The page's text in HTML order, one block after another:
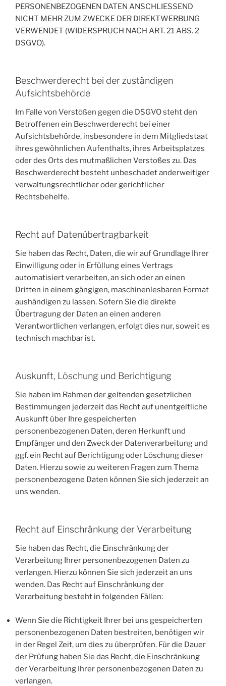
PERSONENBEZOGENEN DATEN ANSCHLIESSEND
NICHT MEHR ZUM ZWECKE DER DIREKTWERBUNG
VERWENDET (WIDERSPRUCH NACH ART. 21 ABS. 2
DSGVO).
Beschwerde­recht bei der zuständigen
Aufsichts­behörde
Im Falle von Verstößen gegen die DSGVO steht den
Betroffenen ein Beschwerderecht bei einer
Aufsichtsbehörde, insbesondere in dem Mitgliedstaat
ihres gewöhnlichen Aufenthalts, ihres Arbeitsplatzes
oder des Orts des mutmaßlichen Verstoßes zu. Das
Beschwerderecht besteht unbeschadet anderweitiger
verwaltungsrechtlicher oder gerichtlicher
Rechtsbehelfe.
Recht auf Daten­übertrag­barkeit
Sie haben das Recht, Daten, die wir auf Grundlage Ihrer
Einwilligung oder in Erfüllung eines Vertrags
automatisiert verarbeiten, an sich oder an einen
Dritten in einem gängigen, maschinenlesbaren Format
aushändigen zu lassen. Sofern Sie die direkte
Übertragung der Daten an einen anderen
Verantwortlichen verlangen, erfolgt dies nur, soweit es
technisch machbar ist.
Auskunft, Löschung und Berichtigung
Sie haben im Rahmen der geltenden gesetzlichen
Bestimmungen jederzeit das Recht auf unentgeltliche
Auskunft über Ihre gespeicherten
personenbezogenen Daten, deren Herkunft und
Empfänger und den Zweck der Datenverarbeitung und
ggf. ein Recht auf Berichtigung oder Löschung dieser
Daten. Hierzu sowie zu weiteren Fragen zum Thema
personenbezogene Daten können Sie sich jederzeit an
uns wenden.
Recht auf Einschränkung der Verarbeitung
Sie haben das Recht, die Einschränkung der
Verarbeitung Ihrer personenbezogenen Daten zu
verlangen. Hierzu können Sie sich jederzeit an uns
wenden. Das Recht auf Einschränkung der
Verarbeitung besteht in folgenden Fällen:
Wenn Sie die Richtigkeit Ihrer bei uns gespeicherten
personenbezogenen Daten bestreiten, benötigen wir
in der Regel Zeit, um dies zu überprüfen. Für die Dauer
der Prüfung haben Sie das Recht, die Einschränkung
der Verarbeitung Ihrer personenbezogenen Daten zu
verlangen.